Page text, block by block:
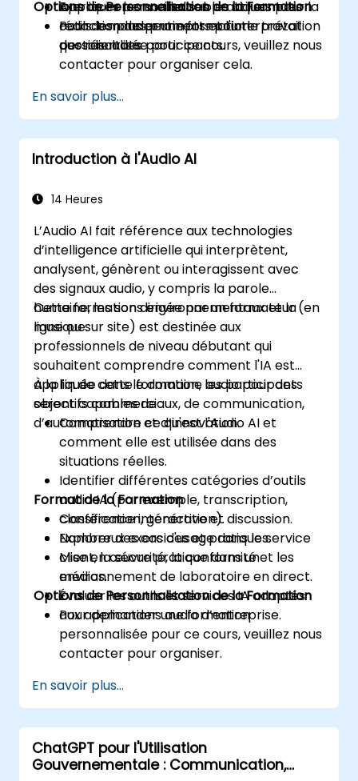
Appliquer les meilleures pratiques pour la
rédaction des prompts et l'interprétation
des résultats.
Exercices personnalisables utilisant les
outils les plus pertinents pour le travail
quotidien des participants.
Options de Personnalisation de la Formation
Pour demander une formation
personnalisée pour ce cours, veuillez nous
contacter pour organiser cela.
En savoir plus...
Introduction à l'Audio AI
14 Heures
L’Audio AI fait référence aux technologies
d’intelligence artificielle qui interprètent,
analysent, génèrent ou interagissent avec
des signaux audio, y compris la parole
humaine, les sons environnementaux et la
musique.
Cette formation dirigée par un formateur (en
ligne ou sur site) est destinée aux
professionnels de niveau débutant qui
souhaitent comprendre comment l'IA est
appliquée dans le domaine audio pour des
objectifs commerciaux, de communication,
d’automatisation et d’innovation.
À la fin de cette formation, les participants
seront capables de :
Comprendre ce qu'est l'Audio AI et
comment elle est utilisée dans des
situations réelles.
Identifier différentes catégories d’outils
audio IA (par exemple, transcription,
classification, génération).
Explorer des cas d'usage dans le service
client, la sécurité, la conformité et les
médias.
Évaluer les outils et services IA adaptés
aux applications audio d’entreprise.
Format de la Formation
Conférence interactive et discussion.
Nombreux exercices et pratiques.
Mise en œuvre pratique dans un
environnement de laboratoire en direct.
Options de Personnalisation de la Formation
Pour demander une formation
personnalisée pour ce cours, veuillez nous
contacter pour organiser.
En savoir plus...
ChatGPT pour l'Utilisation
Gouvernementale : Communication,